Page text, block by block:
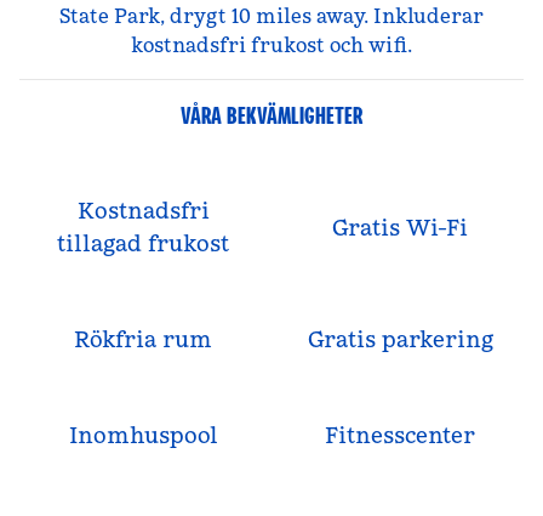
State Park, drygt 10 miles away. Inkluderar
kostnadsfri frukost och wifi.
VÅRA BEKVÄMLIGHETER
Kostnadsfri
tillagad frukost
Gratis Wi-Fi
Rökfria rum Gratis parkering
Inomhuspool Fitnesscenter